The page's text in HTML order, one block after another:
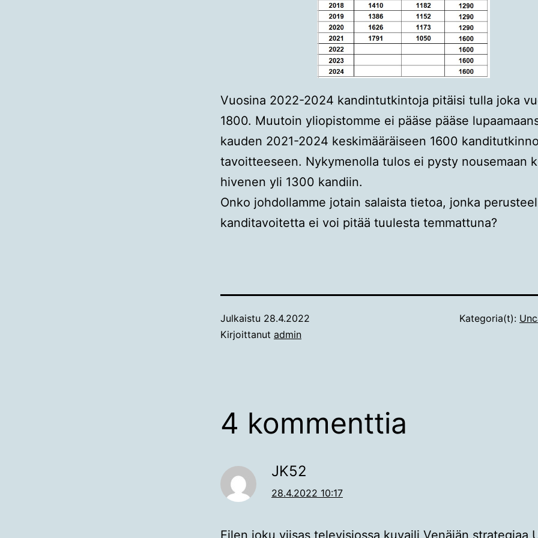
Vuosina 2022-2024 kandintutkintoja pitäisi tulla joka
1800. Muutoin yliopistomme ei pääse pääse
kauden 2021-2024 keskimääräiseen 1600
tavoitteeseen. Nykymenolla tulos ei pysty nousemaan
hivenen yli 1300 kandiin.
Onko johdollamme jotain salaista tietoa, jonka
kanditavoitetta ei voi pitää tuulesta temmattuna?
Julkaistu 28.4.2022
Kirjoittanut admin
Kategoria(t):
4 kommenttia
JK52
28.4.2022 10:17